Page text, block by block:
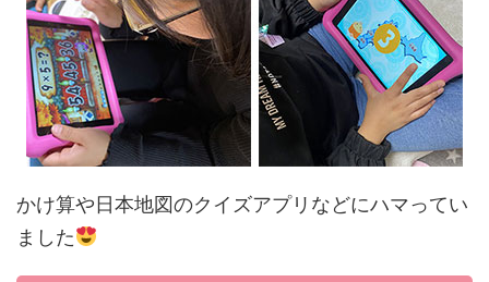
かけ算や日本地図のクイズアプリなどにハマってい
ました